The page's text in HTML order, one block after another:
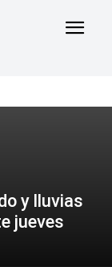
y lluvias
jueves